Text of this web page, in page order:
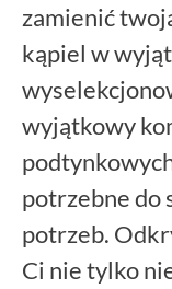
zamienić
kąpiel w
wyjątkowy
potrzebne do
potrzeb.
Ci nie tylko